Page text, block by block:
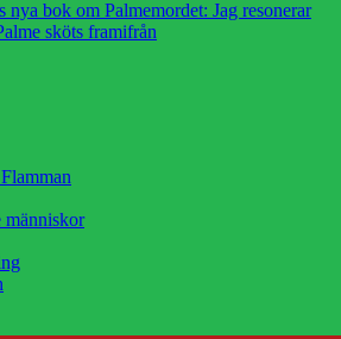
bok om Palmemordet: Jag resonerar
sköts framifrån
människor